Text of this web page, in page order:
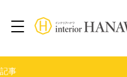
記事